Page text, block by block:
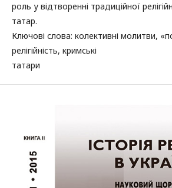
роль у відтворенні традиційної
татар.
Ключові слова: колективні молитви,
релігійність, кримські
татари